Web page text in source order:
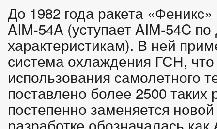
До 1982 года ракета
AIM-54A (уступает AIM-54C
характеристикам). В ней
система охлаждения ГСН, что
использования самолетного
поставлено более 2500 таких
постепенно заменяется
разработке обозначалась